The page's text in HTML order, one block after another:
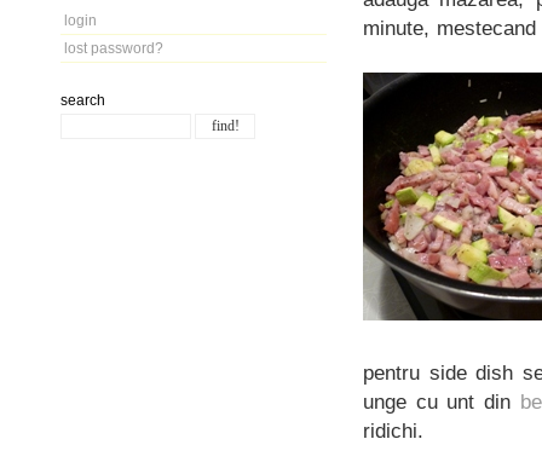
login
lost password?
search
minute,
pentru side dish
unge cu unt din
ridichi.